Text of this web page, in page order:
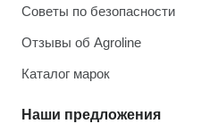
Советы по безопасности
Отзывы об Agroline
Каталог марок
Наши предложения